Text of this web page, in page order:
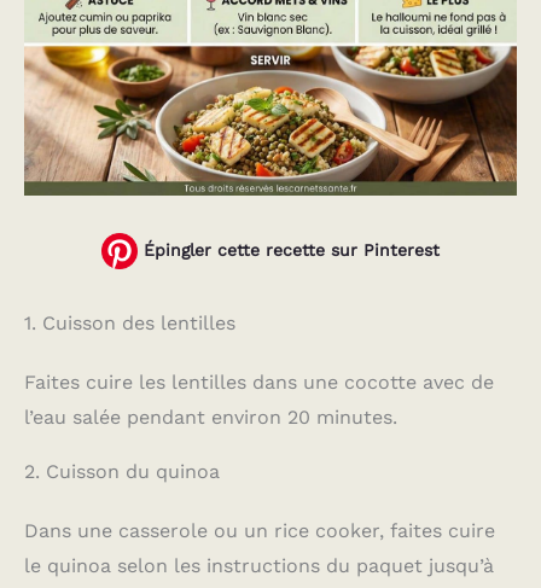
Épingler cette recette sur Pinterest
1. Cuisson des lentilles
Faites cuire les lentilles dans une cocotte avec de
l’eau salée pendant environ 20 minutes.
2. Cuisson du quinoa
Dans une casserole ou un rice cooker, faites cuire
le quinoa selon les instructions du paquet jusqu’à